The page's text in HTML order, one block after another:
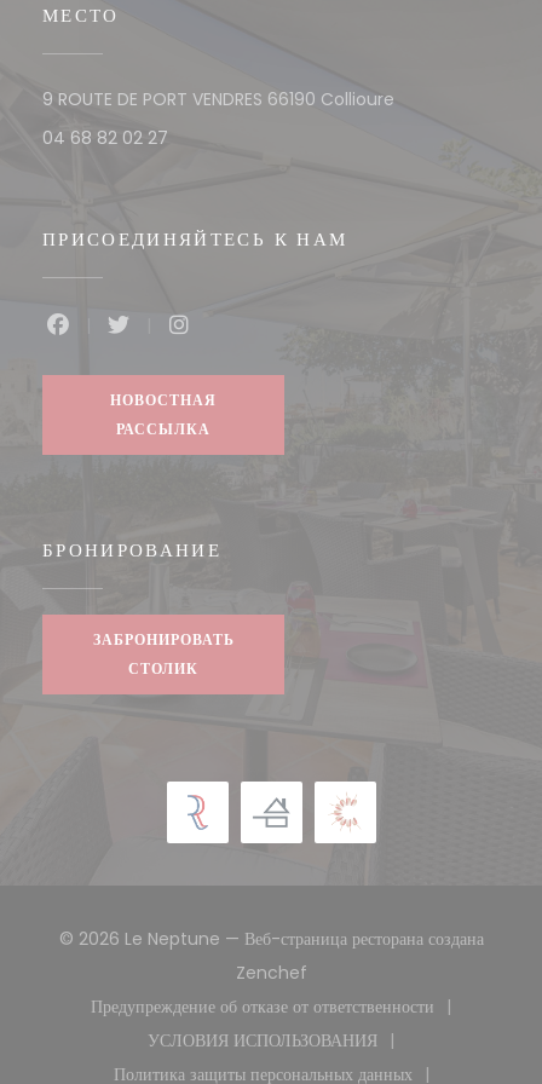
МЕСТО
9 ROUTE DE PORT VENDRES 66190 Collioure
04 68 82 02 27
ПРИСОЕДИНЯЙТЕСЬ К НАМ
Facebook ((открывается в новом окне))
НОВОСТНАЯ
РАССЫЛКА
БРОНИРОВАНИЕ
ЗАБРОНИРОВАТЬ
СТОЛИК
© 2026 Le Neptune — Веб-страница ресторана создана
Zenchef((открывается в новом окне))
Предупреждение об отказе от ответственности
((открывается в новом окне))
УСЛОВИЯ ИСПОЛЬЗОВАНИЯ
((открывается в новом окне))
Политика защиты персональных данных